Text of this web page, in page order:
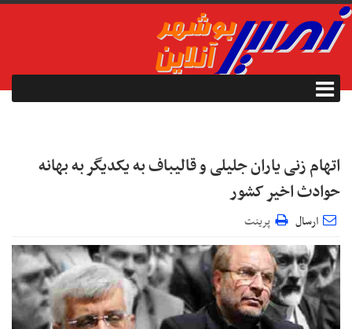
اتهام زنی یاران جلیلی و قالیباف به یکدیگر به بهانه
حوادث اخیر کشور
ارسال پرینت